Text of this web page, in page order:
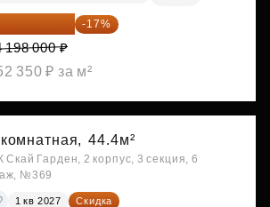
084 340 ₽ -17%
198 000 ₽
350 ₽ за м²
44.4м²
Скай Гарден, 2 корпус, 3 секция, 6
№369
1 кв 2027
Скидка